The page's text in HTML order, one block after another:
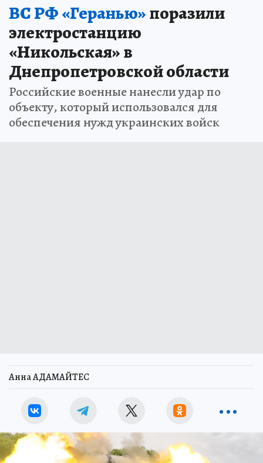
ВС РФ «Геранью»поразили
электростанцию
«Никольская» в
Днепропетровской области
Российские военные нанесли удар по
объекту, который использовался для
обеспечения нужд украинских войск
Анна АДАМАЙТЕС